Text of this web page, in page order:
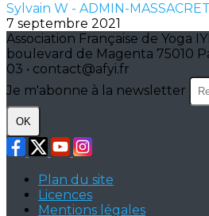
Sylvain W - ADMIN-MASSACRET
7 septembre 2021
Association Française de Yoga
boulevard de Magenta 75010
03 • contact@afyi.fr
Je m'abonne à la newsletter
OK
Plan du site
Licences
Mentions légales